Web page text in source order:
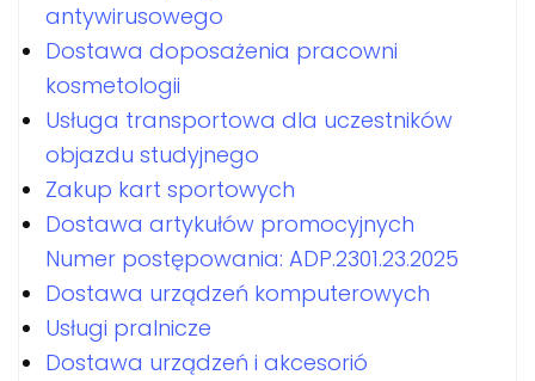
antywirusowego
Dostawa doposażenia pracowni
kosmetologii
Usługa transportowa dla uczestników
objazdu studyjnego
Zakup kart sportowych
Dostawa artykułów promocyjnych
Numer postępowania: ADP.2301.23.2025
Dostawa urządzeń komputerowych
Usługi pralnicze
Dostawa urządzeń i akcesorió